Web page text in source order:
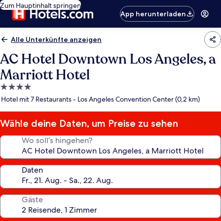
Zum Hauptinhalt springen
App herunterladen
Alle Unterkünfte anzeigen
AC Hotel Downtown Los Angeles, a
Marriott Hotel
4.0-
Sterne-
Hotel mit 7 Restaurants - Los Angeles Convention Center (0,2 km)
Wähle deine Daten, um Preise zu sehen
Wo soll’s hingehen?
Daten
Gäste